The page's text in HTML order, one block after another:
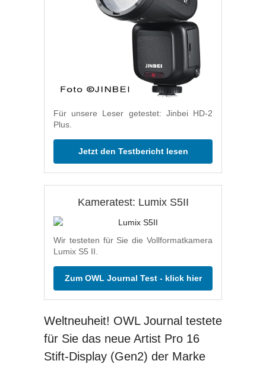
Für unsere Leser getestet: Jinbei HD-2
Plus.
Jetzt den Testbericht lesen
Kameratest: Lumix S5II
Wir testeten für Sie die Vollformatkamera
Lumix S5 II.
Zum OWL Journal Test - klick hier
Weltneuheit! OWL Journal testete
für Sie das neue Artist Pro 16
Stift-Display (Gen2) der Marke